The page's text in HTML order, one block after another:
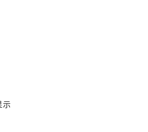
前预约）
示